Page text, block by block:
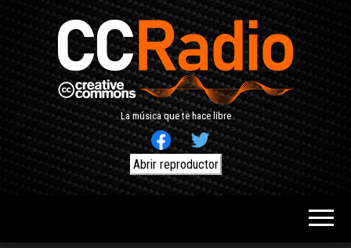
La música que te hace libre
Abrir reproductor